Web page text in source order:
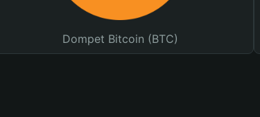
Dompet Bitcoin (BTC)